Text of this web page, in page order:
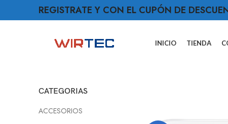
INICIO TIENDA
CATEGORIAS
ACCESORIOS
REGISTRATE Y CON EL CUPÓN DE